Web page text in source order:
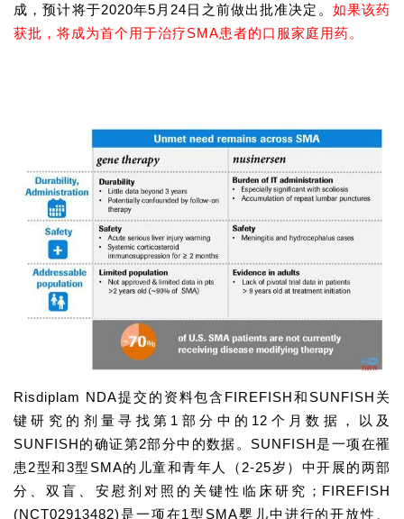
讯
视
频
专
成，预计将于2020年5月24日之前做出批准决定。 如果该药
获批，将成为首个用于治疗SMA患者的口服家庭用药。
Risdiplam NDA提交的资料包含FIREFISH和SUNFISH关
键研究的剂量寻找第1部分中的12个月数据，以及
SUNFISH的确证第2部分中的数据。SUNFISH是一项在罹
患2型和3型SMA的儿童和青年人（2-25岁）中开展的两部
分、双盲、安慰剂对照的关键性临床研究；FIREFISH
(NCT02913482)是一项在1型SMA婴儿中进行的开放性、